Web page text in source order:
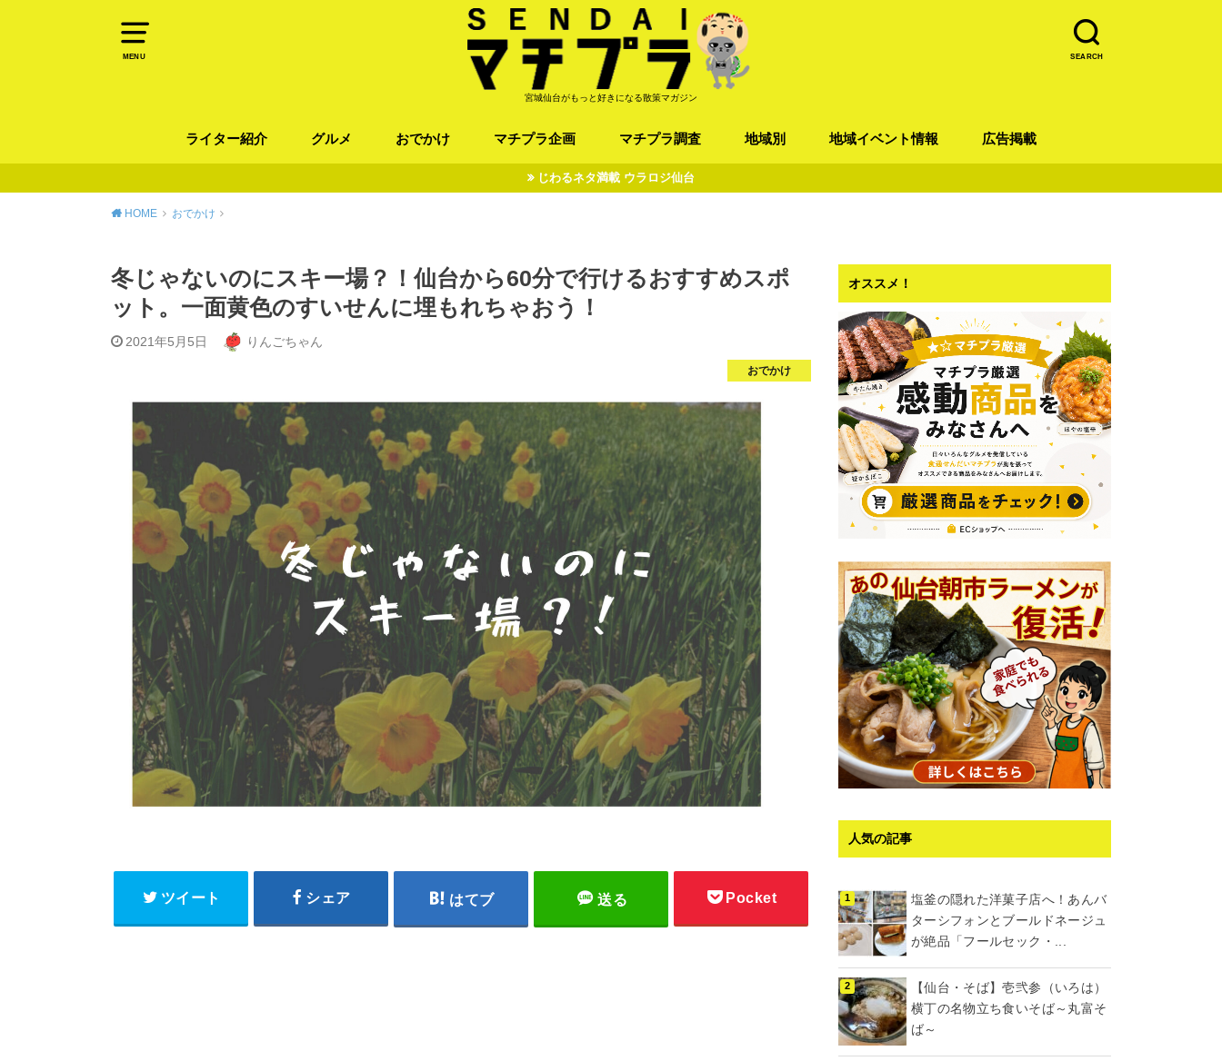
MENU SEARCH
宮城仙台がもっと好きになる散策マガジン
ライター紹介 グルメ おでかけ マチプラ企画
オトアルキ
マチプラ企業訪問
ファッション
ブラミヤギ
マチプラ漫画
マチプラ小説
マチプラ調査
歴史
地域別 地域イベント情報 広告掲載
じわるネタ満載 ウラロジ仙台
HOME おでかけ
冬じゃないのにスキー場？！仙台から60分で行けるおすすめスポ
ット。一面黄色のすいせんに埋もれちゃおう！
2021年5月5日 りんごちゃん
おでかけ
ツイート シェア はてブ 送る Pocket
オススメ！
人気の記事
塩釜の隠れた洋菓子店へ！あんバ
ターシフォンとブールドネージュ
が絶品「フールセック・...
【仙台・そば】壱弐参（いろは）
横丁の名物立ち食いそば～丸富そ
ば～